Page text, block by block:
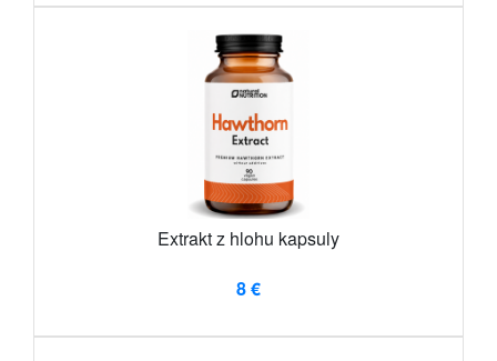
Extrakt z hlohu kapsuly
8 €